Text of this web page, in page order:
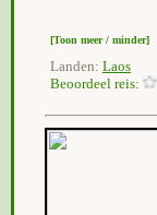
[Toon meer / minder]
Landen: Laos
Beoordeel reis: